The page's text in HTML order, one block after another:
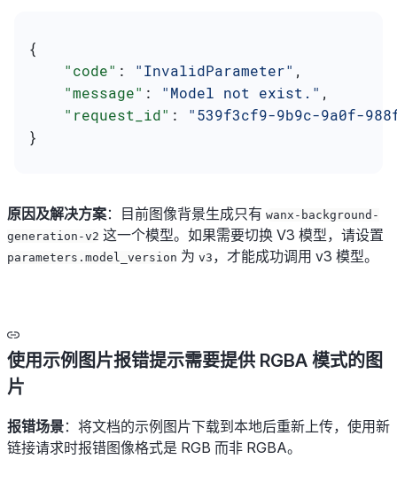
{
    "code"
: "InvalidParameter" ,
    "message"
: "Model not exist." ,
    "request_id"
: "539f3cf9-9b9c-9a0f-
}
原因及解决方案：目前图像背景生成只有 wanx-background-
generation-v2 这一个模型。如果需要切换 V3 模型，请设置
parameters.model_version 为 v3 ，才能成功调用 v3 模型。
使用示例图片报错提示需要提供 RGBA 模式的图
片
报错场景：将文档的示例图片下载到本地后重新上传，使用新
链接请求时报错图像格式是 RGB 而非 RGBA。